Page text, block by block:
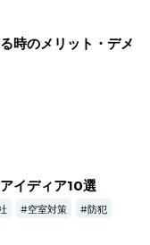
時のメリット・デメ
イディア10選
空室対策 防犯